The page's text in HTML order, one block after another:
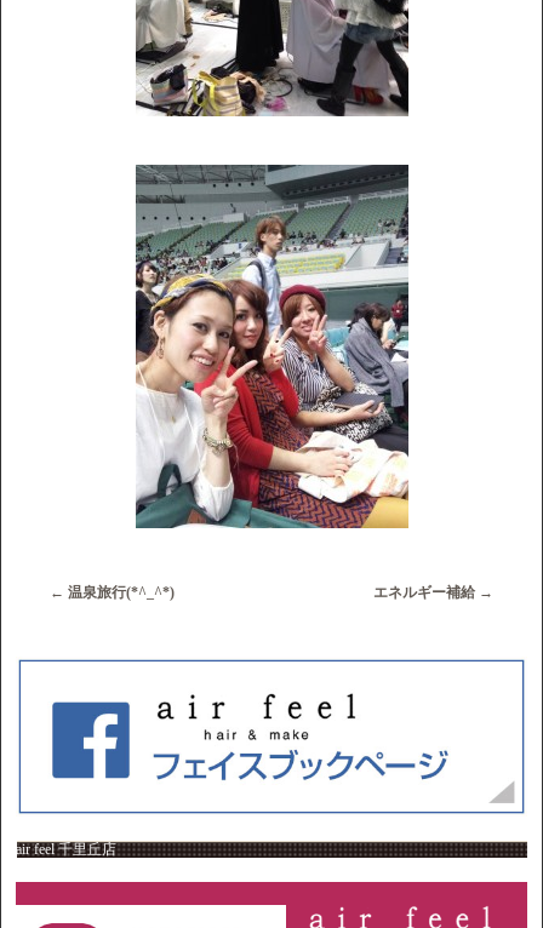
← 温泉旅行(*^_^*) エネルギー補給 →
air feel 千里丘店